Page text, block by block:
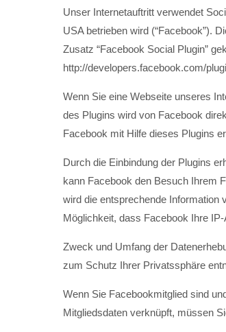
Unser Internetauftritt verwendet
USA betrieben wird (“Facebook”).
Zusatz “Facebook Social Plugin”
http://developers.facebook.com/
Wenn Sie eine Webseite unseres
des Plugins wird von Facebook
Facebook mit Hilfe dieses Plugins
Durch die Einbindung der Plugins
kann Facebook den Besuch Ihrem
wird die entsprechende Information
Möglichkeit, dass Facebook Ihre
Zweck und Umfang der
zum Schutz Ihrer Privatssphäre
Wenn Sie Facebookmitglied sind
Mitgliedsdaten verknüpft, müssen